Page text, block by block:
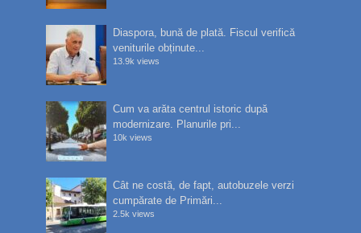
Diaspora, bună de plată. Fiscul verifică
veniturile obținute...
13.9k views
Cum va arăta centrul istoric după
modernizare. Planurile pri...
10k views
Cât ne costă, de fapt, autobuzele verzi
cumpărate de Primări...
2.5k views